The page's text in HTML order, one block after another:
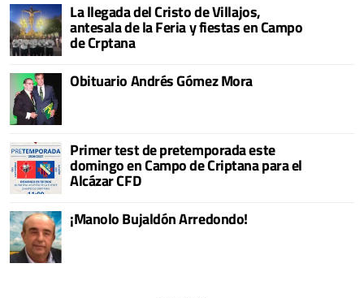
La llegada del Cristo de Villajos,
antesala de la Feria y fiestas en Campo
de Crptana
Obituario Andrés Gómez Mora
Primer test de pretemporada este
domingo en Campo de Criptana para el
Alcázar CFD
¡Manolo Bujaldón Arredondo!